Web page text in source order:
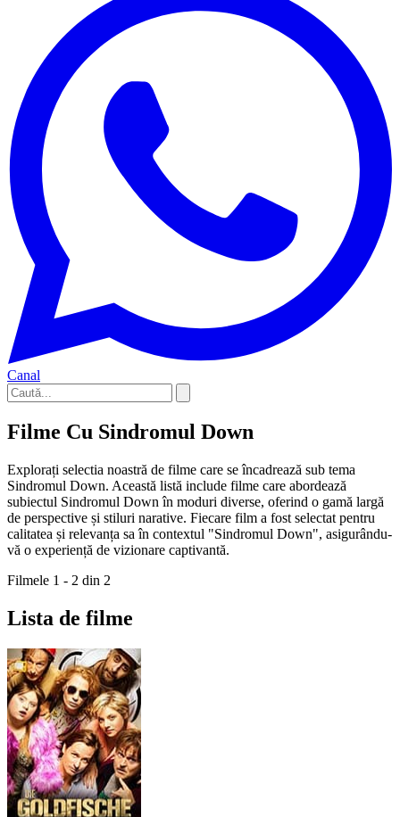
Canal
Filme Cu Sindromul Down
Explorați selectia noastră de filme care se încadrează sub tema
Sindromul Down. Această listă include filme care abordează
subiectul Sindromul Down în moduri diverse, oferind o gamă largă
de perspective și stiluri narative. Fiecare film a fost selectat pentru
calitatea și relevanța sa în contextul "Sindromul Down", asigurându-
vă o experiență de vizionare captivantă.
Filmele 1 - 2 din 2
Lista de filme